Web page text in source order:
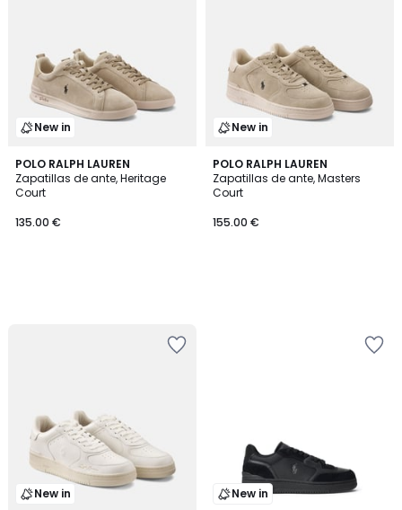
New in
POLO RALPH LAUREN
Zapatillas de ante, Heritage
Court
135.00 €
New in
POLO RALPH LAUREN
Zapatillas de ante, Masters
Court
155.00 €
New in New in